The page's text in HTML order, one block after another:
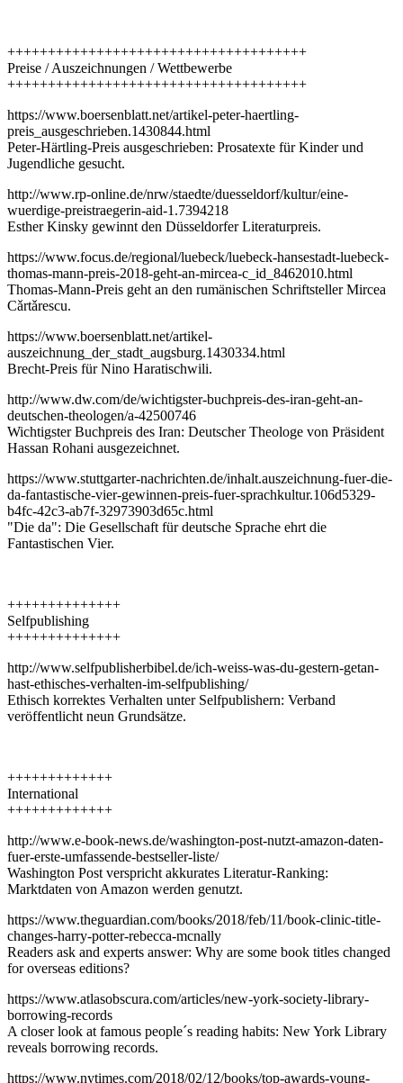
+++++++++++++++++++++++++++++++++++++
Preise / Auszeichnungen / Wettbewerbe
+++++++++++++++++++++++++++++++++++++
https://www.boersenblatt.net/artikel-peter-haertling-
preis_ausgeschrieben.1430844.html
Peter-Härtling-Preis ausgeschrieben: Prosatexte für Kinder und
Jugendliche gesucht.
http://www.rp-online.de/nrw/staedte/duesseldorf/kultur/eine-
wuerdige-preistraegerin-aid-1.7394218
Esther Kinsky gewinnt den Düsseldorfer Literaturpreis.
https://www.focus.de/regional/luebeck/luebeck-hansestadt-luebeck-
thomas-mann-preis-2018-geht-an-mircea-c_id_8462010.html
Thomas-Mann-Preis geht an den rumänischen Schriftsteller Mircea
Cǎrtǎrescu.
https://www.boersenblatt.net/artikel-
auszeichnung_der_stadt_augsburg.1430334.html
Brecht-Preis für Nino Haratischwili.
http://www.dw.com/de/wichtigster-buchpreis-des-iran-geht-an-
deutschen-theologen/a-42500746
Wichtigster Buchpreis des Iran: Deutscher Theologe von Präsident
Hassan Rohani ausgezeichnet.
https://www.stuttgarter-nachrichten.de/inhalt.auszeichnung-fuer-die-
da-fantastische-vier-gewinnen-preis-fuer-sprachkultur.106d5329-
b4fc-42c3-ab7f-32973903d65c.html
"Die da": Die Gesellschaft für deutsche Sprache ehrt die
Fantastischen Vier.
++++++++++++++
Selfpublishing
++++++++++++++
http://www.selfpublisherbibel.de/ich-weiss-was-du-gestern-getan-
hast-ethisches-verhalten-im-selfpublishing/
Ethisch korrektes Verhalten unter Selfpublishern: Verband
veröffentlicht neun Grundsätze.
+++++++++++++
International
+++++++++++++
http://www.e-book-news.de/washington-post-nutzt-amazon-daten-
fuer-erste-umfassende-bestseller-liste/
Washington Post verspricht akkurates Literatur-Ranking:
Marktdaten von Amazon werden genutzt.
https://www.theguardian.com/books/2018/feb/11/book-clinic-title-
changes-harry-potter-rebecca-mcnally
Readers ask and experts answer: Why are some book titles changed
for overseas editions?
https://www.atlasobscura.com/articles/new-york-society-library-
borrowing-records
A closer look at famous people´s reading habits: New York Library
reveals borrowing records.
https://www.nytimes.com/2018/02/12/books/top-awards-young-